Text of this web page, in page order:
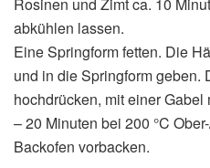
abkühlen lassen.
Eine Springform fetten. Die
und in die Springform geben.
hochdrücken, mit einer
– 20 Minuten bei 200 °C
Backofen vorbacken.